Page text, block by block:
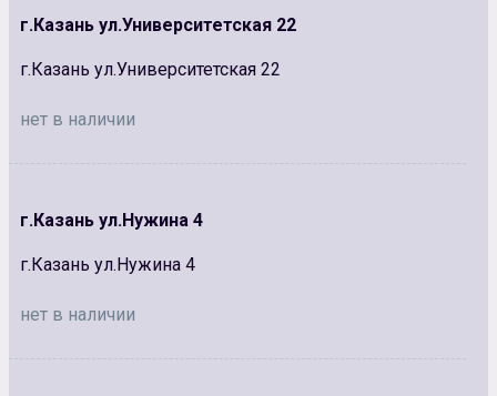
г.Казань ул.Университетская 22
г.Казань ул.Университетская 22
нет в наличии
г.Казань ул.Нужина 4
г.Казань ул.Нужина 4
нет в наличии